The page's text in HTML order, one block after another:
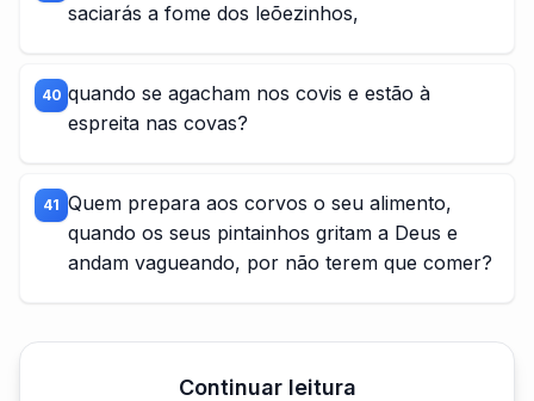
saciarás a fome dos leõezinhos,
40 quando se agacham nos covis e estão à
espreita nas covas?
41 Quem prepara aos corvos o seu alimento,
quando os seus pintainhos gritam a Deus e
andam vagueando, por não terem que comer?
Continuar leitura